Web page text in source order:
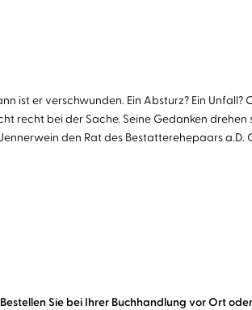
ist er verschwunden. Ein Absturz? Ein
recht bei der Sache. Seine Gedanken
den Rat des Bestatterehepaars
Bestellen Sie bei Ihrer Buchhandlung vor Ort